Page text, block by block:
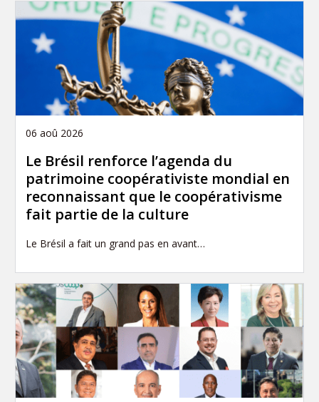
06 aoû 2026
Le Brésil renforce l’agenda du
patrimoine coopérativiste mondial en
reconnaissant que le coopérativisme
fait partie de la culture
Le Brésil a fait un grand pas en avant…